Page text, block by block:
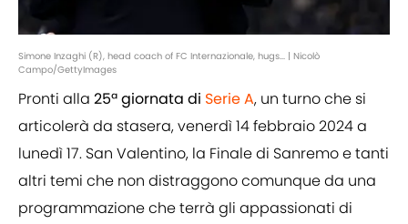
Simone Inzaghi (R), head coach of FC Internazionale, hugs... | Nicolò
Campo/GettyImages
Pronti alla 25ª giornata di Serie A, un turno che si
articolerà da stasera, venerdì 14 febbraio 2024 a
lunedì 17. San Valentino, la Finale di Sanremo e tanti
altri temi che non distraggono comunque da una
programmazione che terrà gli appassionati di